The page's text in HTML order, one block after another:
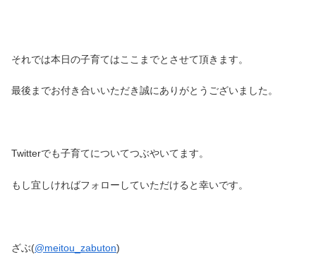
それでは本日の子育てはここまでとさせて頂きます。
最後までお付き合いいただき誠にありがとうございました。
Twitterでも子育てについてつぶやいてます。
もし宜しければフォローしていただけると幸いです。
ざぶ(@meitou_zabuton)